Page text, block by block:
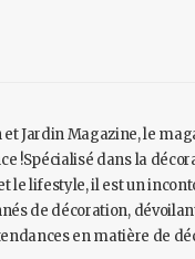
Jardin Magazine, le
!Spécialisé dans la
le lifestyle, il est un
de décoration,
en matière de